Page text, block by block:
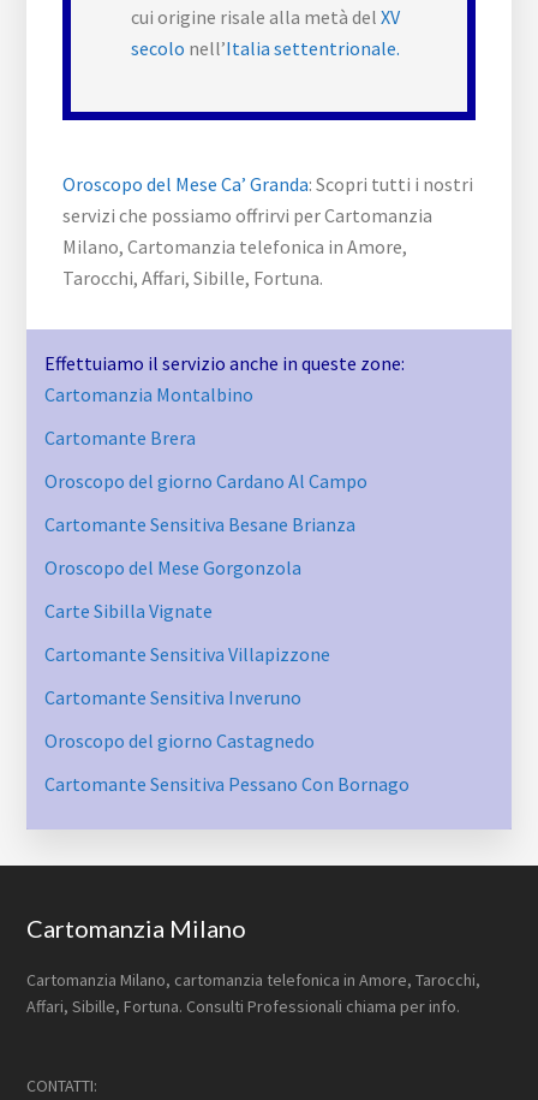
cui origine risale alla metà delXV
secolo nell’Italia settentrionale.
Oroscopo del Mese Ca’ Granda: Scopri tutti i nostri
servizi che possiamo offrirvi per Cartomanzia
Milano, Cartomanzia telefonica in Amore,
Tarocchi, Affari, Sibille, Fortuna.
Effettuiamo il servizio anche in queste zone:
Cartomanzia Montalbino
Cartomante Brera
Oroscopo del giorno Cardano Al Campo
Cartomante Sensitiva Besane Brianza
Oroscopo del Mese Gorgonzola
Carte Sibilla Vignate
Cartomante Sensitiva Villapizzone
Cartomante Sensitiva Inveruno
Oroscopo del giorno Castagnedo
Cartomante Sensitiva Pessano Con Bornago
Footer
Cartomanzia Milano
Cartomanzia Milano, cartomanzia telefonica in Amore, Tarocchi,
Affari, Sibille, Fortuna. Consulti Professionali chiama per info.
CONTATTI: